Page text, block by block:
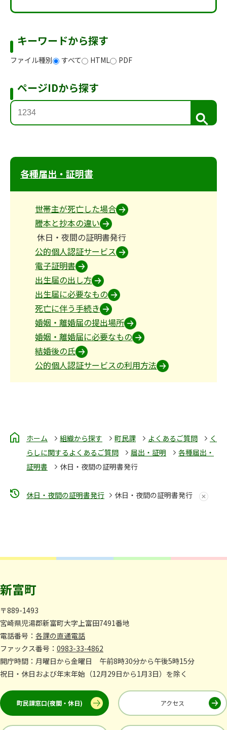
キーワードから探す
ファイル種別 すべて HTML PDF
ページIDから探す
検
索
各種届出・証明書
世帯主が死亡した場合
謄本と抄本の違い
休日・夜間の証明書発行
公的個人認証サービス
電子証明書
出生届の出し方
出生届に必要なもの
死亡に伴う手続き
婚姻・離婚届の提出場所
婚姻・離婚届に必要なもの
結婚後の氏
公的個人認証サービスの利用方法
ホーム 組織から探す 町民課 よくあるご質問
く
らしに関するよくあるご質問
届出・証明
各種届出・
証明書
休日・夜間の証明書発行
休日・夜間の証明書発行 休日・夜間の証明書発行
新富町
〒889-1493
宮崎県児湯郡新富町大字上富田7491番地
電話番号： 各課の直通電話
ファックス番号： 0983-33-4862
開庁時間：月曜日から金曜日 午前8時30分から午後5時15分
祝日・休日および年末年始（12月29日から1月3日）を除く
町民課窓口(夜間・休日) アクセス